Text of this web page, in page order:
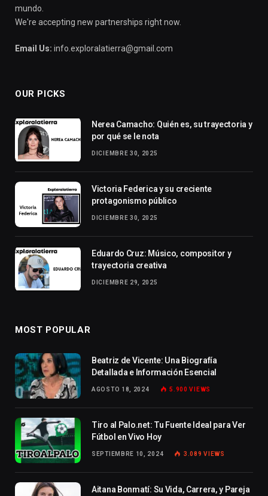
mundo.
We're accepting new partnerships right now.
Email Us: info.exploralatierra@gmail.com
OUR PICKS
Nerea Camacho: Quién es, su trayectoria y
por qué se le nota
DICIEMBRE 30, 2025
Victoria Federica y su creciente
protagonismo público
DICIEMBRE 30, 2025
Eduardo Cruz: Músico, compositor y
trayectoria creativa
DICIEMBRE 29, 2025
MOST POPULAR
Beatriz de Vicente: Una Biografía
Detallada e Información Esencial
AGOSTO 18, 2024 5.900VIEWS
Tiro al Palo.net: Tu Fuente Ideal para Ver
Fútbol en Vivo Hoy
SEPTIEMBRE 10, 2024 3.089VIEWS
Aitana Bonmatí: Su Vida, Carrera, y Pareja